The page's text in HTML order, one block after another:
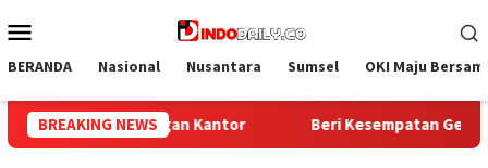
ke
Mobile
BERANDA Nasional Nusantara Sumsel OKI Maju
BREAKING NEWS
Generasi Muda, Bapas Palembang Terima Peserta